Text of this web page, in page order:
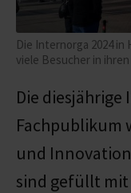
Die Internorga 2024 in
viele Besucher in
Die
Fachpublikum
und
sind gefüllt